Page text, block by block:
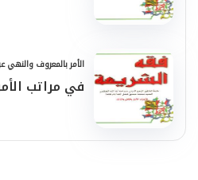
الأمر بالمعروف والنهي
في مراتب